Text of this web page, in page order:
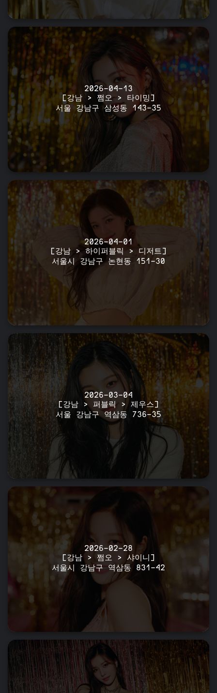
2026-04-13
[강남 > 쩜오 > 타이밍]
서울 강남구 삼성동 143-35
2026-04-01
[강남 > 하이퍼블릭 > 디저트]
서울시 강남구 논현동 151-30
2026-03-04
[강남 > 퍼블릭 > 제우스]
서울 강남구 역삼동 736-35
2026-02-28
[강남 > 쩜오 > 샤이니]
서울시 강남구 역삼동 831-42